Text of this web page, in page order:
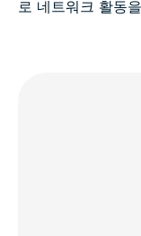
로 네트워크 활동